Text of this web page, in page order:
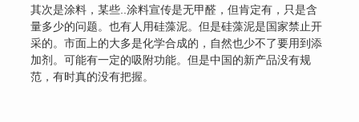
其次是涂料，某些..涂料宣传是无甲醛，但肯定有，只是含
量多少的问题。也有人用硅藻泥。但是硅藻泥是国家禁止开
采的。市面上的大多是化学合成的，自然也少不了要用到添
加剂。可能有一定的吸附功能。但是中国的新产品没有规
范，有时真的没有把握。